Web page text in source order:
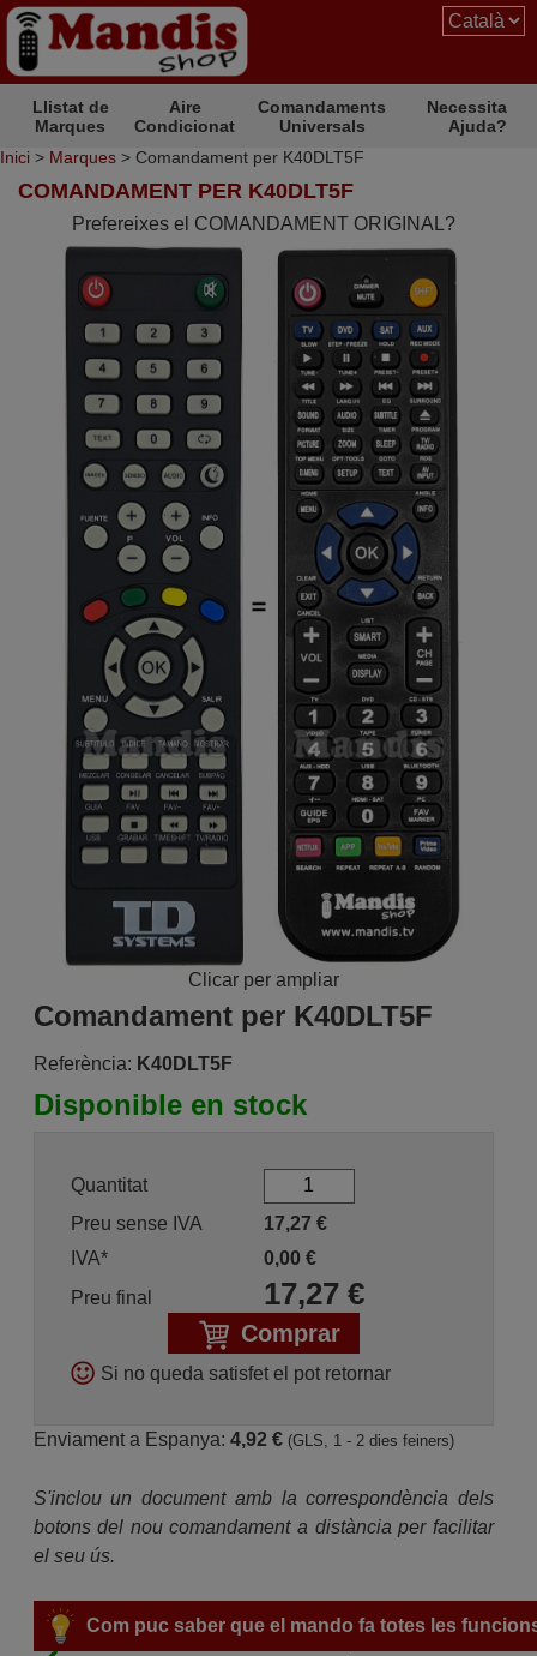
Llistat de
Marques
Aire
Condicionat
Comandaments
Universals
Necessita
Ajuda?
Inici > Marques > Comandament per K40DLT5F
COMANDAMENT PER K40DLT5F
Prefereixes el COMANDAMENT ORIGINAL?
Clicar per ampliar
Comandament per K40DLT5F
Referència: K40DLT5F
Disponible en stock
Quantitat
Preu sense IVA
17,27 €
IVA*
0,00 €
Preu final
17,27€
Comprar
Si no queda satisfet el pot retornar
Enviament a Espanya: 4,92 € (GLS, 1 - 2 dies feiners)
S'inclou un document amb la correspondència dels
botons del nou comandament a distància per facilitar
el seu ús.
Com puc saber que el mando fa totes les